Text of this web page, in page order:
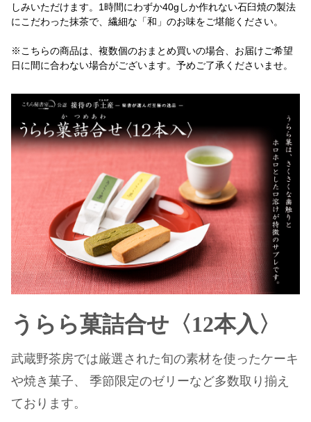
しみいただけます。1時間にわずか40gしか作れない石臼焼の製法
にこだわった抹茶で、繊細な「和」のお味をご堪能ください。
※こちらの商品は、複数個のおまとめ買いの場合、お届けご希望
日に間に合わない場合がございます。予めご了承くださいませ。
うらら菓詰合せ〈12本入〉
武蔵野茶房では厳選された旬の素材を使ったケーキ
や焼き菓子、 季節限定のゼリーなど多数取り揃え
ております。